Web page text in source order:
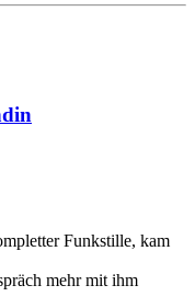
Funkstille, kam
mehr mit ihm